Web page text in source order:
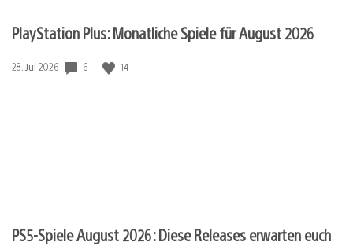
PlayStation Plus: Monatliche Spiele für August 2026
Veröffentlichungsdatum:
28. Jul 2026 6 14
PS5-Spiele August 2026: Diese Releases erwarten euch